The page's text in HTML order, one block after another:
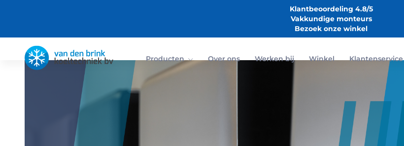
Klantbeoordeling 4.8/5
Vakkundige monteurs
Bezoek onze winkel
Producten Over ons Werken bij Winkel Klantenservice